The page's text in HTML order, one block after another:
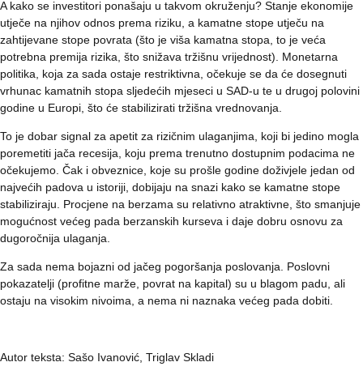
A kako se investitori ponašaju u takvom okruženju? Stanje ekonomije
utječe na njihov odnos prema riziku, a kamatne stope utječu na
zahtijevane stope povrata (što je viša kamatna stopa, to je veća
potrebna premija rizika, što snižava tržišnu vrijednost). Monetarna
politika, koja za sada ostaje restriktivna, očekuje se da će dosegnuti
vrhunac kamatnih stopa sljedećih mjeseci u SAD-u te u drugoj polovini
godine u Europi, što će stabilizirati tržišna vrednovanja.
To je dobar signal za apetit za rizičnim ulaganjima, koji bi jedino mogla
poremetiti jača recesija, koju prema trenutno dostupnim podacima ne
očekujemo. Čak i obveznice, koje su prošle godine doživjele jedan od
najvećih padova u istoriji, dobijaju na snazi ​​kako se kamatne stope
stabiliziraju. Procjene na berzama su relativno atraktivne, što smanjuje
mogućnost većeg pada berzanskih kurseva i daje dobru osnovu za
dugoročnija ulaganja.
Za sada nema bojazni od jačeg pogoršanja poslovanja. Poslovni
pokazatelji (profitne marže, povrat na kapital) su u blagom padu, ali
ostaju na visokim nivoima, a nema ni naznaka većeg pada dobiti.
Autor teksta: Sašo Ivanović, Triglav Skladi